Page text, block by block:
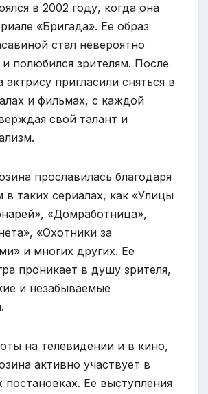
в 2002 году, когда она
«Бригада». Ее образ
стал невероятно
полюбился зрителям. После
актрису пригласили сняться в
и фильмах, с каждой
свой талант и
прославилась благодаря
в таких сериалах, как «Улицы
«Домработница»,
«Охотники за
и многих других. Ее
проникает в душу зрителя,
и незабываемые
на телевидении и в кино,
активно участвует в
постановках. Ее выступления